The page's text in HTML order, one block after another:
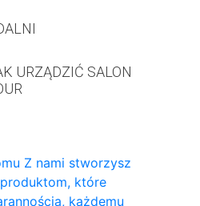
URZĄDZIĆ SALON
Z nami stworzysz
które
każdemu